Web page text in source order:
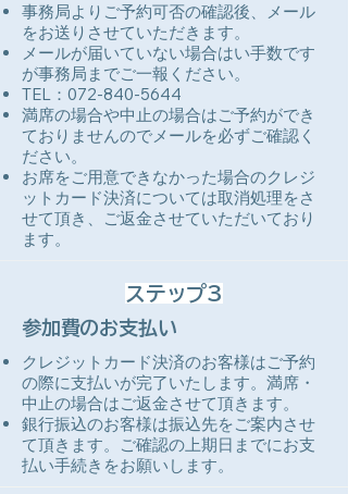
事務局よりご予約可否の確認後、メール
をお送りさせていただきます。
メールが届いていない場合はい手数です
が事務局までご一報ください。
TEL： 072-840-5644
満席の場合や中止の場合はご予約ができ
ておりませんのでメールを必ずご確認く
ださい。
​お席をご用意できなかった場合のクレジ
ットカード決済については取消処理をさ
せて頂き、ご返金させていただいており
ます。
ステップ3
参加費のお支払い
クレジットカード決済のお客様はご予約
の際に支払いが完了いたします。満席・
中止の場合はご返金させて頂きます。
​銀行振込のお客様は振込先をご案内させ
て頂きます。ご確認の上期日までにお支
払い手続きをお願いします。